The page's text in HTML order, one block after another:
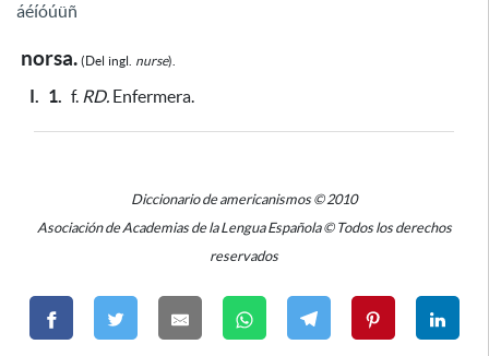
áéíóúüñ
norsa. (Del ingl. nurse).
I. 1. f. RD. Enfermera.
Diccionario de americanismos © 2010
Asociación de Academias de la Lengua Española © Todos los derechos
reservados